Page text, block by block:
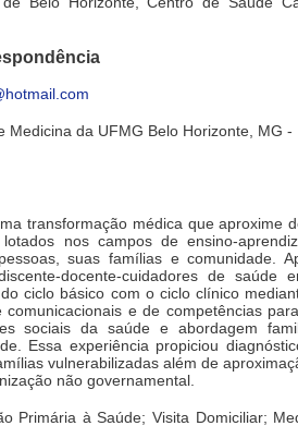
Medicina da UFMG Belo Horizonte, MG -
transformação médica que aproxime
nos campos de ensino-
suas famílias e comunidade.
docente-cuidadores de saúde
ciclo básico com o ciclo clínico
e de competências
sociais da saúde e abordagem
Essa experiência propiciou
vulnerabilizadas além de
não governamental.
Primária à Saúde; Visita Domiciliar;